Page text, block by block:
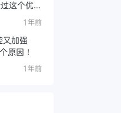
这个优
1年前
加强
原因！
1年前